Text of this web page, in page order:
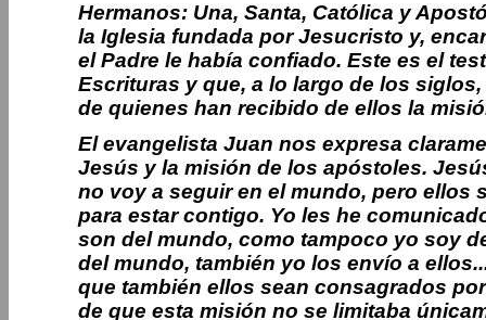
Hermanos: Una, Santa, Católica y
la Iglesia fundada por Jesucristo y,
el Padre le había confiado. Este es el
Escrituras y que, a lo largo de los
de quienes han recibido de ellos la
El evangelista Juan nos expresa
Jesús y la misión de los apóstoles.
no voy a seguir en el mundo, pero ellos
para estar contigo. Yo les he
son del mundo, como tampoco yo soy
del mundo, también yo los envío a
que también ellos sean consagrados
de que esta misión no se limitaba